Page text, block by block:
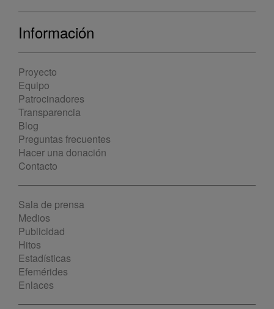
Información
Proyecto
Equipo
Patrocinadores
Transparencia
Blog
Preguntas frecuentes
Hacer una donación
Contacto
Sala de prensa
Medios
Publicidad
Hitos
Estadísticas
Efemérides
Enlaces